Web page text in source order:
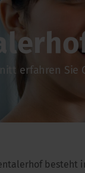
erfahren Sie
besteht